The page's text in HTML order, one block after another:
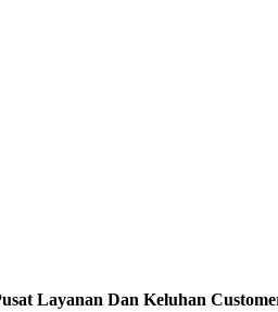
Layanan Dan Keluhan